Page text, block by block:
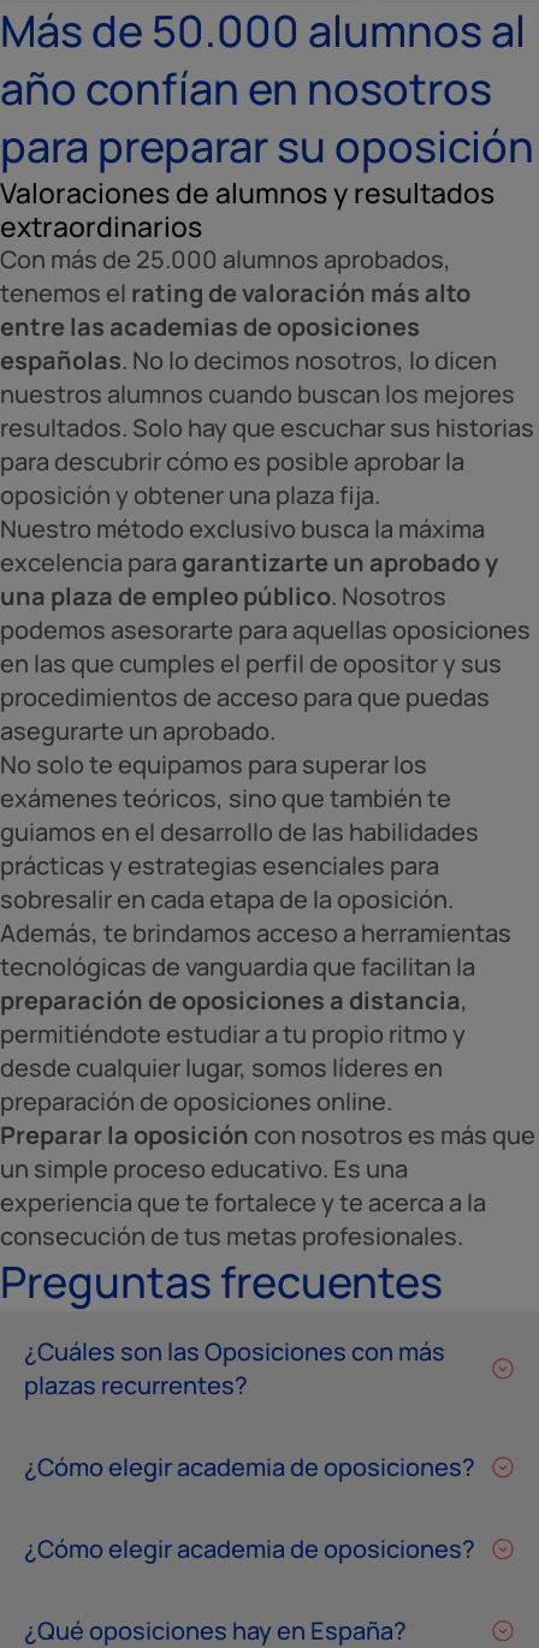
Más de 50.000 alumnos al
año confían en nosotros
para preparar su oposición
Valoraciones de alumnos y resultados
extraordinarios
Con más de 25.000 alumnos aprobados,
tenemos el rating de valoración más alto
entre las academias de oposiciones
españolas. No lo decimos nosotros, lo dicen
nuestros alumnos cuando buscan los mejores
resultados. Solo hay que escuchar sus historias
para descubrir cómo es posible aprobar la
oposición y obtener una plaza fija.
Nuestro método exclusivo busca la máxima
excelencia para garantizarte un aprobado y
una plaza de empleo público. Nosotros
podemos asesorarte para aquellas oposiciones
en las que cumples el perfil de opositor y sus
procedimientos de acceso para que puedas
asegurarte un aprobado.
No solo te equipamos para superar los
exámenes teóricos, sino que también te
guiamos en el desarrollo de las habilidades
prácticas y estrategias esenciales para
sobresalir en cada etapa de la oposición.
Además, te brindamos acceso a herramientas
tecnológicas de vanguardia que facilitan la
preparación de oposiciones a distancia,
permitiéndote estudiar a tu propio ritmo y
desde cualquier lugar, somos líderes en
preparación de oposiciones online.
Preparar la oposición con nosotros es más que
un simple proceso educativo. Es una
experiencia que te fortalece y te acerca a la
consecución de tus metas profesionales.
Preguntas frecuentes
¿Cuáles son las Oposiciones con más
plazas recurrentes?
¿Cómo elegir academia de oposiciones?
¿Cómo elegir academia de oposiciones?
¿Qué oposiciones hay en España?